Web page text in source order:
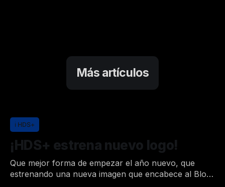
Más artículos
ℹ️ HDS+
¡HDS+ estrena nuevo logo!
Que mejor forma de empezar el año nuevo, que
estrenando una nueva imagen que encabece al Blog.